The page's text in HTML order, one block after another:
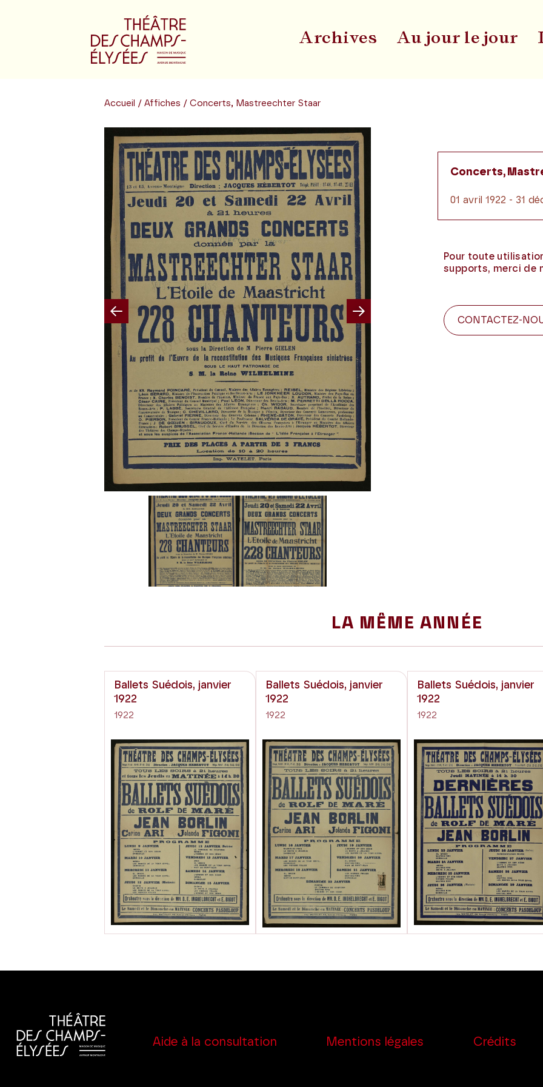
Archives Au jour le jour
Accueil / Affiches / Concerts, Mastreechter Staar
Previous
Concerts,
01 avril 1922 - 31
Pour toute
supports, merci de
CONTACTEZ-
LA MÊME ANNÉE
Ballets Suédois, janvier
1922
1922
Ballets Suédois, janvier
1922
1922
Ballets Suédois, janvier
1922
1922
Aide à la consultation Mentions légales Crédits